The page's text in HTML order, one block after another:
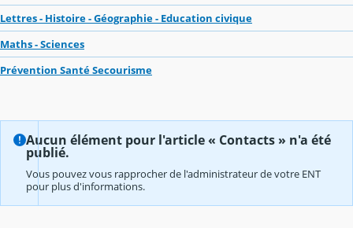
Lettres - Histoire - Géographie - Education civique
Maths - Sciences
Prévention Santé Secourisme
Aucun élément pour l'article « Contacts » n'a été
publié.
Vous pouvez vous rapprocher de l'administrateur de votre ENT
pour plus d'informations.